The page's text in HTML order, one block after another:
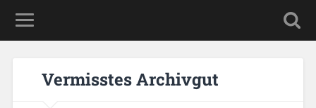
Ver­miss­tes Ar­chiv­gut